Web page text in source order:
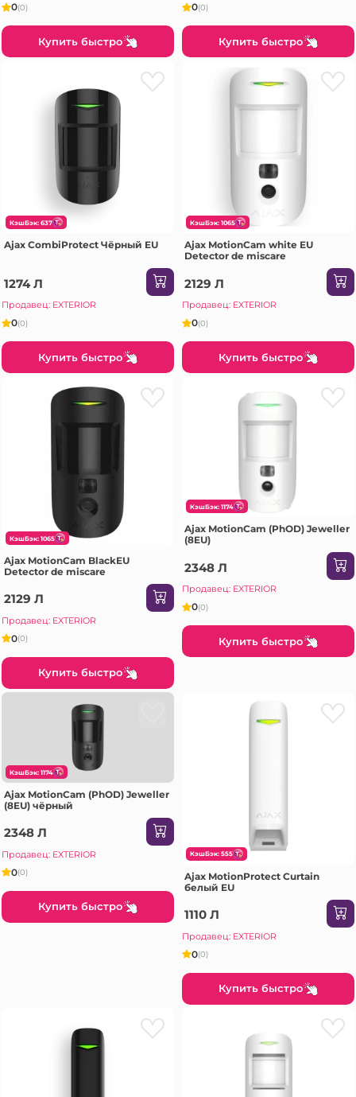
0(0)
Купить быстро
0(0)
Купить быстро
КэшБэк: 637
Ajax CombiProtect Чёрный EU
1274 Л
Продавец: EXTERIOR
0(0)
Купить быстро
КэшБэк: 1065
Ajax MotionCam white ЕU
Detector de miscare
2129 Л
Продавец: EXTERIOR
0(0)
Купить быстро
КэшБэк: 1065
Ajax MotionCam BlackЕU
Detector de miscare
2129 Л
Продавец: EXTERIOR
0(0)
Купить быстро
КэшБэк: 1174
Ajax MotionCam (PhOD) Jeweller
(8EU)
2348 Л
Продавец: EXTERIOR
0(0)
Купить быстро
КэшБэк: 1174
Ajax MotionCam (PhOD) Jeweller
(8EU) чёрный
2348 Л
Продавец: EXTERIOR
0(0)
Купить быстро
КэшБэк: 555
Ajax MotionProtect Curtain
белый EU
1110 Л
Продавец: EXTERIOR
0(0)
Купить быстро